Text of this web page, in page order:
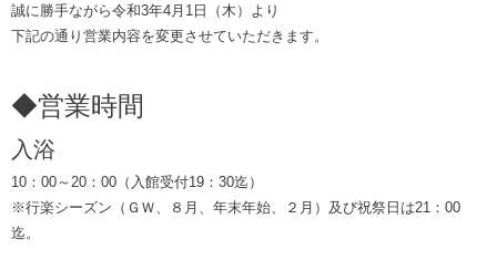
誠に勝手ながら令和3年4月1日（木）より
下記の通り営業内容を変更させていただきます。
◆営業時間
入浴
10：00～20：00（入館受付19：30迄）
※行楽シーズン（ＧＷ、８月、年末年始、２月）及び祝祭日は21：00
迄。